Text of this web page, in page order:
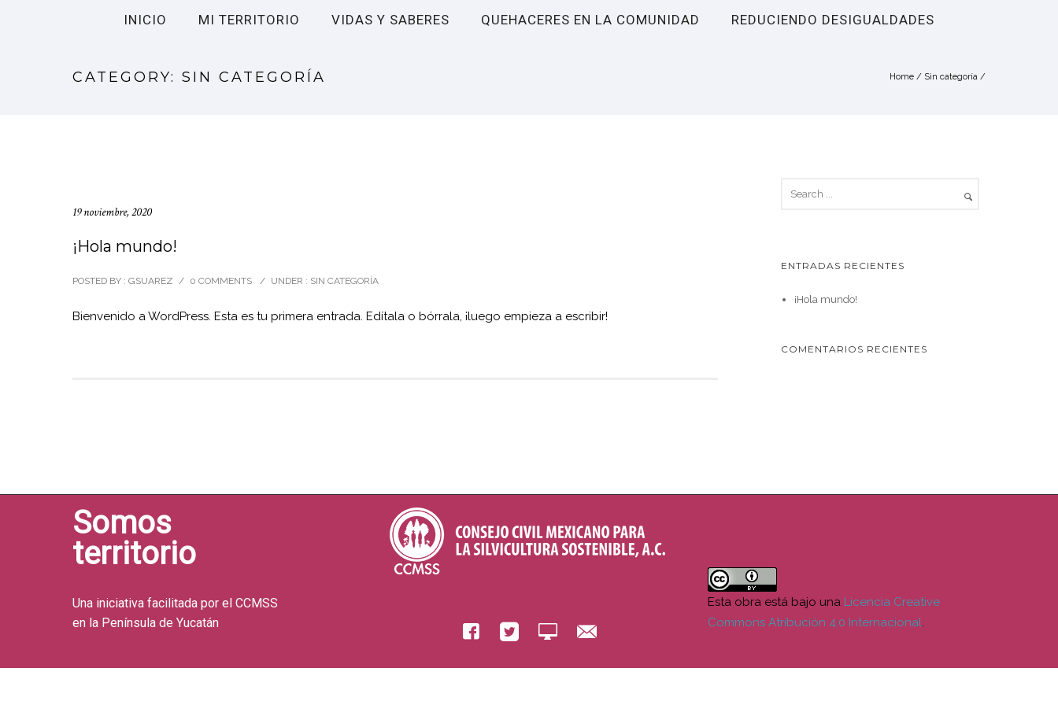
INICIO MI TERRITORIO VIDAS Y SABERES QUEHACERES EN LA COMUNIDAD REDUCIENDO DESIGUALDADES
CATEGORY: SIN CATEGORÍA Home / Sin categoría /
19 noviembre, 2020
¡Hola mundo!
POSTED BY : GSUAREZ / 0 COMMENTS / UNDER : SIN CATEGORÍA
Bienvenido a WordPress. Esta es tu primera entrada. Edítala o bórrala, ¡luego empieza a escribir!
ENTRADAS RECIENTES
¡Hola mundo!
COMENTARIOS RECIENTES
Somos
territorio
Una iniciativa facilitada por el CCMSS
en la Península de Yucatán
Esta obra está bajo una Licencia Creative
Commons Atribución 4.0 Internacional.